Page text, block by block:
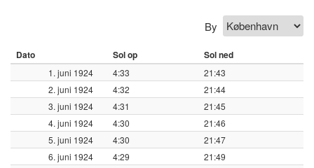
By
Dato Sol op Sol ned
1. juni 1924 4:33
21:43
2. juni 1924
4:32
21:44
3. juni 1924
4:31
21:45
4. juni 1924
4:30
21:46
5. juni 1924
4:30
21:47
6. juni 1924
4:29
21:49